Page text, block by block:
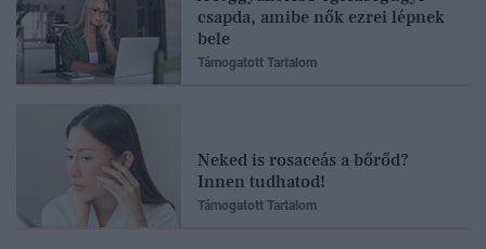
csapda, amibe nők ezrei lépnek
bele
Támogatott Tartalom
Neked is rosaceás a bőrőd?
Innen tudhatod!
Támogatott Tartalom